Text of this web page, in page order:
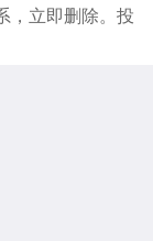
，立即删除。投